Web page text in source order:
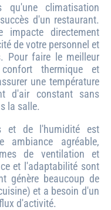
climatisation
d'un restaurant.
impacte directement
de votre personnel et
Pour faire le meilleur
thermique et
une température
d'air constant sans
la salle.
et de l'humidité est
ambiance agréable,
de ventilation et
et l'adaptabilité sont
génère beaucoup de
et a besoin d'un
d'activité.